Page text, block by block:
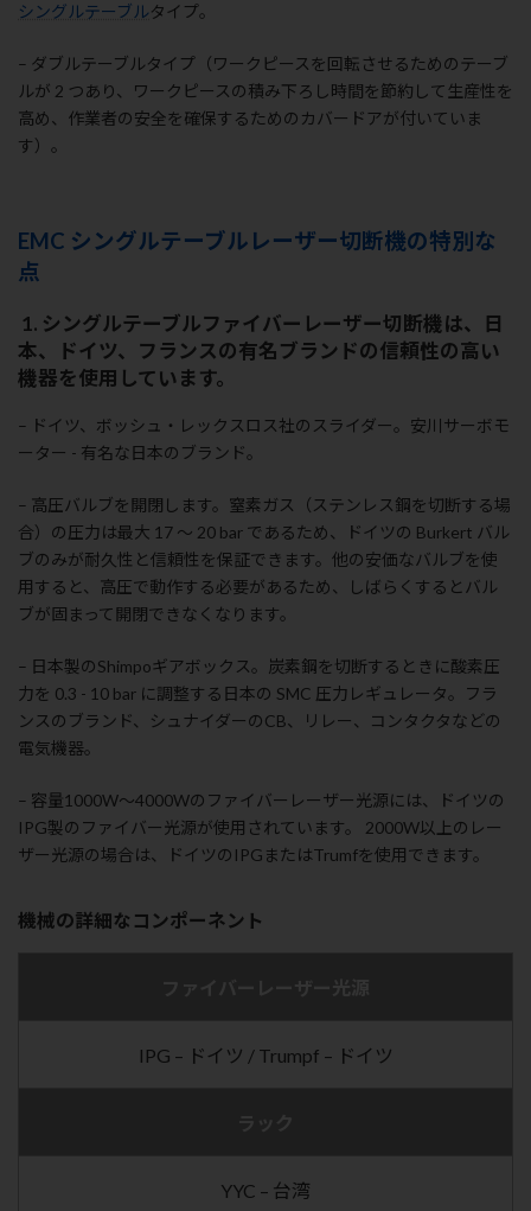
シングルテーブルタイプ。
– ダブルテーブルタイプ（ワークピースを回転させるためのテーブ
ルが 2 つあり、ワークピースの積み下ろし時間を節約して生産性を
高め、作業者の安全を確保するためのカバードアが付いていま
す）。
EMC シングルテーブルレーザー切断機の特別な
点
1. シングルテーブルファイバーレーザー切断機は、日
本、ドイツ、フランスの有名ブランドの信頼性の高い
機器を使用しています。
– ドイツ、ボッシュ・レックスロス社のスライダー。安川サーボモ
ーター - 有名な日本のブランド。
– 高圧バルブを開閉します。窒素ガス（ステンレス鋼を切断する場
合）の圧力は最大 17 ～ 20 bar であるため、ドイツの Burkert バル
ブのみが耐久性と信頼性を保証できます。他の安価なバルブを使
用すると、高圧で動作する必要があるため、しばらくするとバル
ブが固まって開閉できなくなります。
– 日本製のShimpoギアボックス。炭素鋼を切断するときに酸素圧
力を 0.3 - 10 bar に調整する日本の SMC 圧力レギュレータ。フラ
ンスのブランド、シュナイダーのCB、リレー、コンタクタなどの
電気機器。
– 容量1000W～4000Wのファイバーレーザー光源には、ドイツの
IPG製のファイバー光源が使用されています。 2000W以上のレー
ザー光源の場合は、ドイツのIPGまたはTrumfを使用できます。
機械の詳細なコンポーネント
IPG – ドイツ / Trumpf – ドイツ
YYC – 台湾